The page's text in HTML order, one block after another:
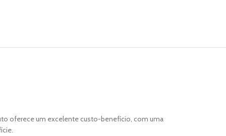
oferece um excelente custo-benefício, com uma